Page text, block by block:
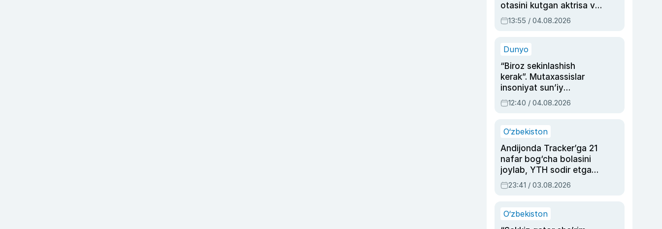
otasini kutgan aktrisa va
dublyaj ustasi Rimma
Ahmedovaning
13:55 / 04.08.2026
Dunyo
“Biroz sekinlashish
kerak”. Mutaxassislar
insoniyat sun’iy
intellektni boshqara
olmay qolishidan xavotir
12:40 / 04.08.2026
O‘zbekiston
Andijonda Tracker’ga 21
nafar bog‘cha bolasini
joylab, YTH sodir etgan
ayolga sud hukmi o‘qildi
23:41 / 03.08.2026
O‘zbekiston